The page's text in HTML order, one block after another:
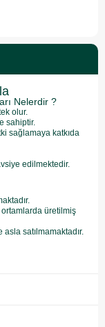
Nelerdir ?
olur.
sahiptir.
sağlamaya katkıda
edilmektedir.
üretilmiş
satılmamaktadır.